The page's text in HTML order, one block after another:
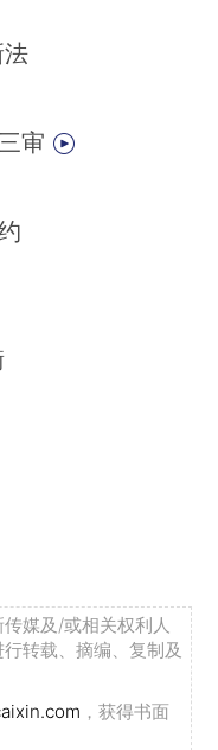
审
媒及/或相关权利人
转载、摘编、复制及
，获得书面